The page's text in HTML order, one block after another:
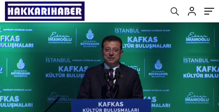
Tarif Edilmesini Kabul Etmem, Edemem”